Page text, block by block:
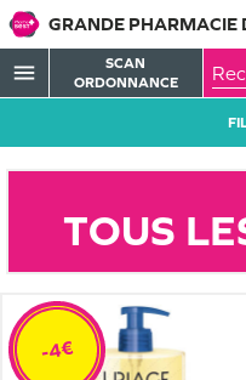
GRANDE PHARMACIE
menu
SCAN
ORDONNANCE
TOUS
-4€